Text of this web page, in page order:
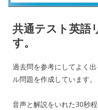
共通テスト英語
す。
過去問を参考にしてよく
ル問題を作成しています。
音声と解説をいれた30秒